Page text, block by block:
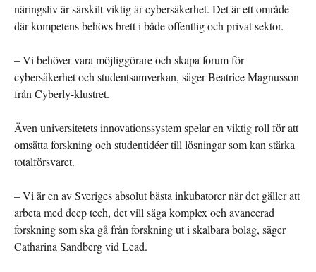
näringsliv är särskilt viktig är cybersäkerhet. Det är ett område
där kompetens behövs brett i både offentlig och privat sektor.
– Vi behöver vara möjliggörare och skapa forum för
cybersäkerhet och studentsamverkan, säger Beatrice Magnusson
från Cyberly-klustret.
Även universitetets innovationssystem spelar en viktig roll för att
omsätta forskning och studentidéer till lösningar som kan stärka
totalförsvaret.
– Vi är en av Sveriges absolut bästa inkubatorer när det gäller att
arbeta med deep tech, det vill säga komplex och avancerad
forskning som ska gå från forskning ut i skalbara bolag, säger
Catharina Sandberg vid Lead.